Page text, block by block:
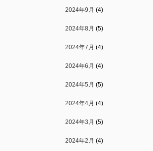
2024年9月 (4)
2024年8月 (5)
2024年7月 (4)
2024年6月 (4)
2024年5月 (5)
2024年4月 (4)
2024年3月 (5)
2024年2月 (4)